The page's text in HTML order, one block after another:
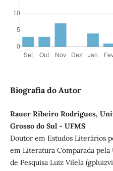
Biografia do Autor
Rauer Ribeiro Rodrigues,
Grosso do Sul - UFMS
Doutor em Estudos Literários
em Literatura Comparada
de Pesquisa Luiz Vilela